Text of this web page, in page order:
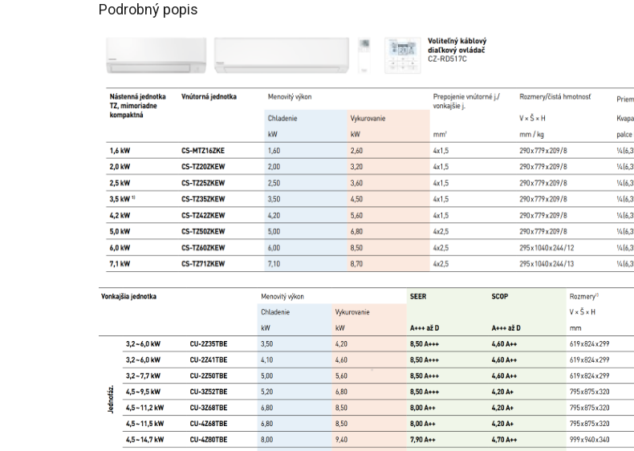
Podrobný popis